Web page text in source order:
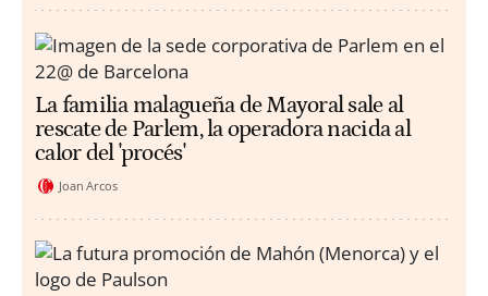
La familia malagueña de Mayoral sale al
rescate de Parlem, la operadora nacida al
calor del 'procés'
Joan Arcos